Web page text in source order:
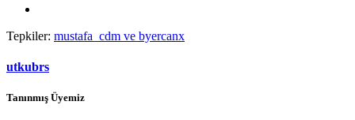
Tepkiler: mustafa_cdm ve byercanx
utkubrs
Tanınmış Üyemiz